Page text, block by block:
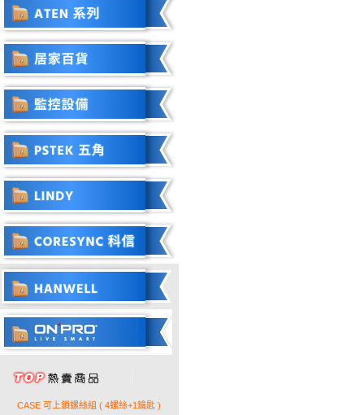
CASE 可上鎖螺絲組 ( 4螺絲+1鑰匙 )